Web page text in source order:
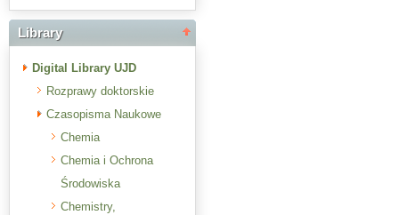
Library
Digital Library UJD
Rozprawy doktorskie
Czasopisma Naukowe
Chemia
Chemia i Ochrona
Środowiska
Chemistry,